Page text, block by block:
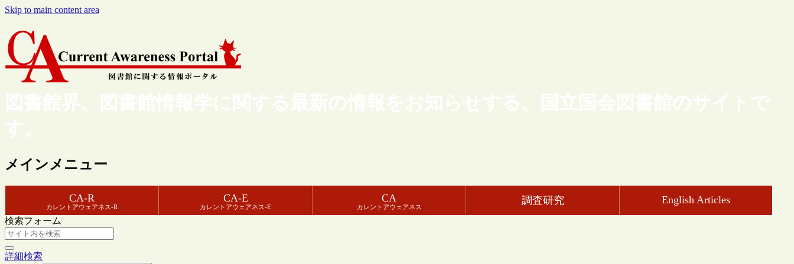
Skip to main content area
図書館界、図書館情報学に関する最新の情報をお知らせする、国立国会図書館のサイトで
す。
メインメニュー
CA-R
カレントアウェアネス-R
CA-E
カレントアウェアネス-E
CA
カレントアウェアネス
調査研究 English Articles
検索フォーム
詳細検索